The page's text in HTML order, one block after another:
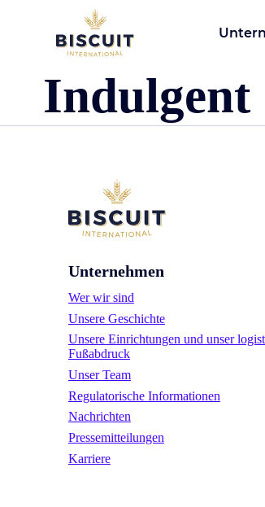
Aller au contenu
Indulgent
Unternehmen
Wer wir sind
Unsere Geschichte
Unsere Einrichtungen und unser
Fußabdruck
Unser Team
Regulatorische Informationen
Nachrichten
Pressemitteilungen
Karriere